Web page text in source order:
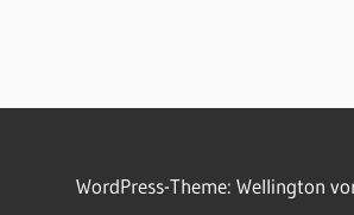
WordPress-Theme: Wellington